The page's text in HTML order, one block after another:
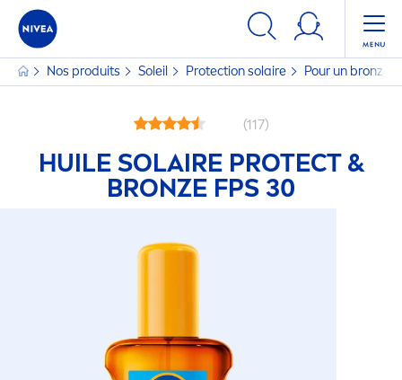
Nos produits Soleil Protection solaire Pour un
(117)
HUILE SOLAIRE PROTECT&
BRONZE FPS 30